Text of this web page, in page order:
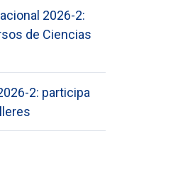
2026-2:
de Ciencias
2: participa